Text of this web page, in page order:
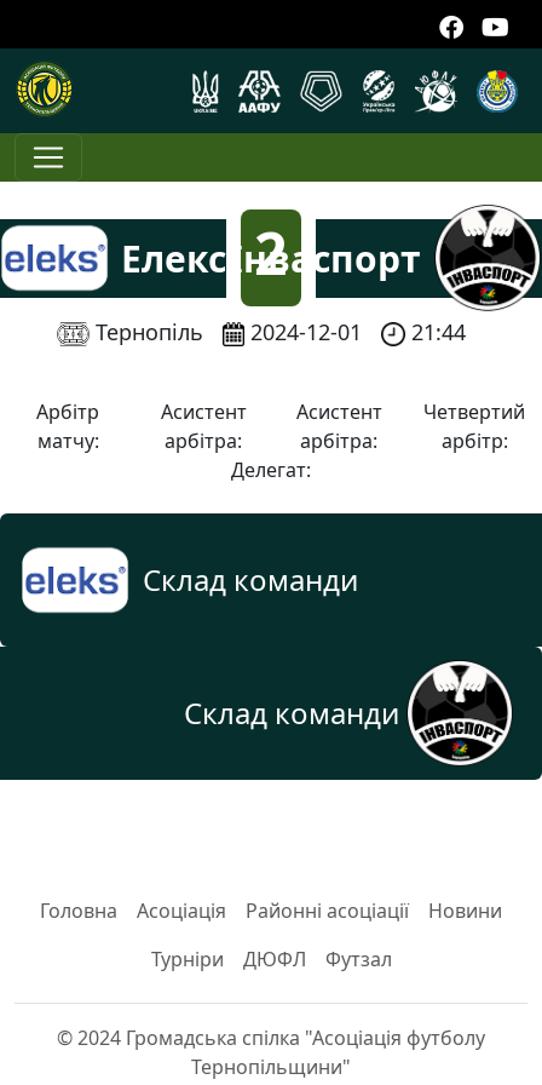
Елекс 2
:
Інваспорт
Тернопіль 2024-12-01 21:44
Арбітр
матчу:
Асистент
арбітра:
Асистент
арбітра:
Четвертий
арбітр:
Делегат:
Склад команди
Склад команди
Головна Асоціація Районні асоціації
Новини
Турніри
ДЮФЛ Футзал
© 2024 Громадська спілка "Асоціація футболу
Тернопільщини"